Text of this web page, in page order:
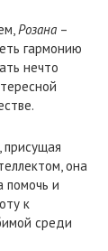
Розана –
гармонию
нечто
она
помочь и
к
среди